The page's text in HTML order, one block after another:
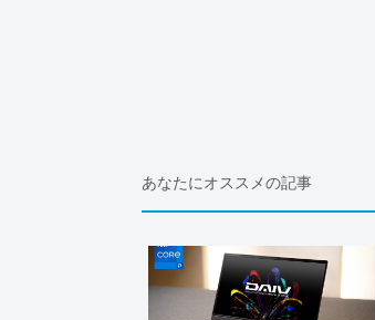
あなたにオススメの記事